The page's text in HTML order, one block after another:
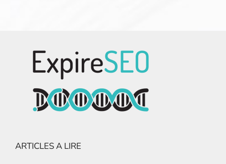
ARTICLES A LIRE